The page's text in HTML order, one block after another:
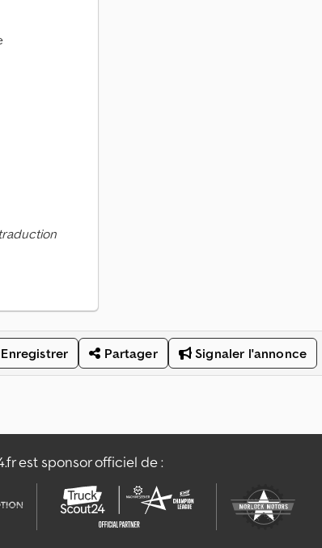
Enregistrer Partager Signaler l'annonce
est sponsor officiel de :